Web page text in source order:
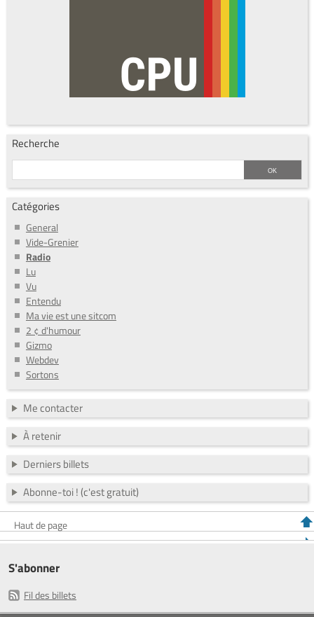
Recherche
Catégories
General
Vide-Grenier
Radio
Lu
Vu
Entendu
Ma vie est une sitcom
2 ¢ d'humour
Gizmo
Webdev
Sortons
Me contacter
À retenir
Derniers billets
Abonne-toi ! (c'est gratuit)
Haut de page
S'abonner
Fil des billets